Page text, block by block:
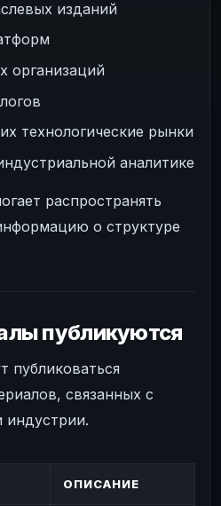
изданий
организаций
технологические рынки
аналитике
распространять
о структуре
публикуются
публиковаться
связанных с
индустрии.
ОПИСАНИЕ